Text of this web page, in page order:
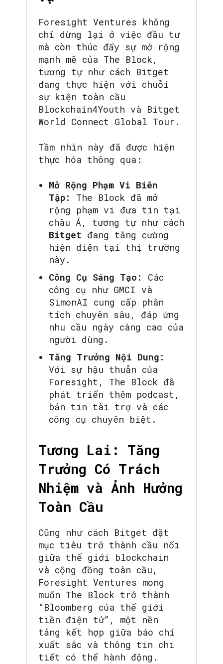
SEARCH...
Foresight Ventures không
chỉ dừng lại ở việc đầu tư
mà còn thúc đẩy sự mở rộng
mạnh mẽ của The Block,
tương tự như cách Bitget
đang thực hiện với chuỗi
sự kiện toàn cầu
Blockchain4Youth và Bitget
World Connect Global Tour.
Tầm nhìn này đã được hiện
thực hóa thông qua:
Mở Rộng Phạm Vi Biên
Tập:
The Block đã mở
rộng phạm vi đưa tin tại
châu Á, tương tự như cách
Bitget đang tăng cường
hiện diện tại thị trường
này.
Công Cụ Sáng Tạo:
Các
công cụ như GMCI và
SimonAI cung cấp phân
tích chuyên sâu, đáp ứng
nhu cầu ngày càng cao của
người dùng.
Tăng Trưởng Nội Dung:
Với sự hậu thuẫn của
Foresight, The Block đã
phát triển thêm podcast,
bản tin tài trợ và các
công cụ chuyên biệt.
Tương Lai: Tăng
Trưởng Có Trách
Nhiệm và Ảnh Hưởng
Toàn Cầu
Cũng như cách Bitget đặt
mục tiêu trở thành cầu nối
giữa thế giới blockchain
và cộng đồng toàn cầu,
Foresight Ventures mong
muốn The Block trở thành
“Bloomberg của thế giới
tiền điện tử”, một nền
tảng kết hợp giữa báo chí
xuất sắc và thông tin chi
tiết có thể hành động.